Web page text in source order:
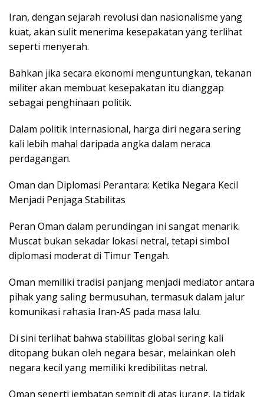
Iran, dengan sejarah revolusi dan nasionalisme yang
kuat, akan sulit menerima kesepakatan yang terlihat
seperti menyerah.
Bahkan jika secara ekonomi menguntungkan, tekanan
militer akan membuat kesepakatan itu dianggap
sebagai penghinaan politik.
Dalam politik internasional, harga diri negara sering
kali lebih mahal daripada angka dalam neraca
perdagangan.
Oman dan Diplomasi Perantara: Ketika Negara Kecil
Menjadi Penjaga Stabilitas
Peran Oman dalam perundingan ini sangat menarik.
Muscat bukan sekadar lokasi netral, tetapi simbol
diplomasi moderat di Timur Tengah.
Oman memiliki tradisi panjang menjadi mediator antara
pihak yang saling bermusuhan, termasuk dalam jalur
komunikasi rahasia Iran-AS pada masa lalu.
Di sini terlihat bahwa stabilitas global sering kali
ditopang bukan oleh negara besar, melainkan oleh
negara kecil yang memiliki kredibilitas netral.
Oman seperti jembatan sempit di atas jurang. Ia tidak